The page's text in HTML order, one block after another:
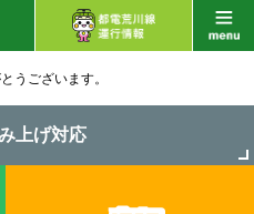
うございます。
上げ対応